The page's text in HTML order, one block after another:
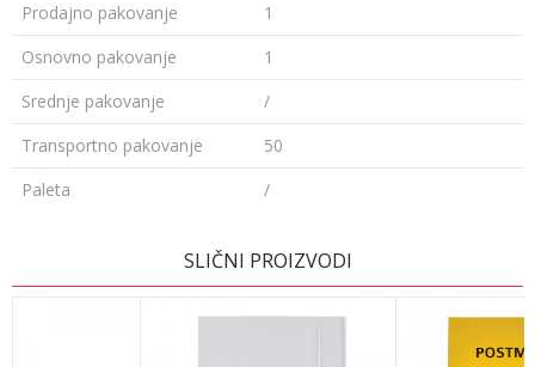
Prodajno pakovanje
1
Osnovno pakovanje
1
Srednje pakovanje
/
Transportno pakovanje
50
Paleta
/
SLIČNI PROIZVODI